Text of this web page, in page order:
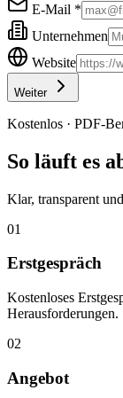
E-Mail *
Unternehmen
Website
Weiter
Kostenlos · PDF-
So läuft es
Klar, transparent
01
Erstgespräch
Kostenloses
Herausforderungen.
02
Angebot